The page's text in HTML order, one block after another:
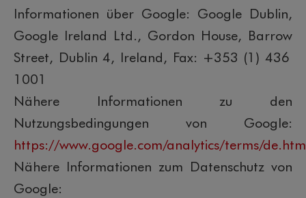
Informationen über Google: Google Dublin,
Google Ireland Ltd., Gordon House, Barrow
Street, Dublin 4, Ireland, Fax: +353 (1) 436
1001
Nähere Informationen zu den
Nutzungsbedingungen von Google:
https://www.google.com/analytics/terms/
Nähere Informationen zum Datenschutz von
Google: